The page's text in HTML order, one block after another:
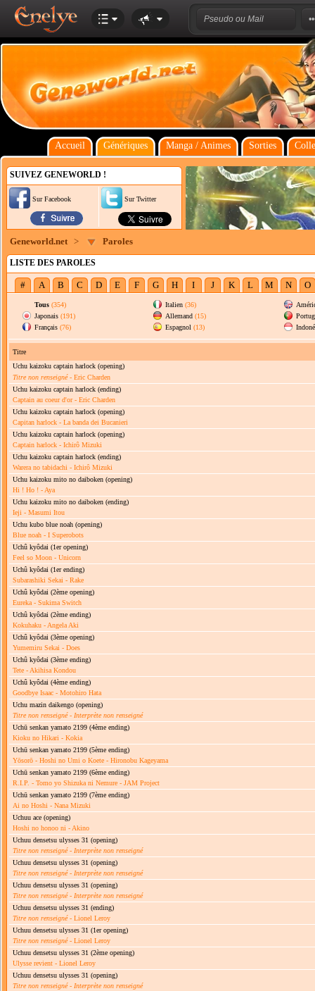
Accueil Génériques Manga / Animes Sorties
SUIVEZ GENEWORLD !
Sur Facebook Sur Twitter
Geneworld.net > Paroles
LISTE DES PAROLES
# A B C D E F G H I J K L M N O
Tous (354)
Japonais (191)
Français (76)
Italien (36)
Allemand (15)
Espagnol (13)
Titre
Uchu kaizoku captain harlock (opening)
Titre non renseigné- Eric Charden
Uchu kaizoku captain harlock (ending)
Captain au coeur d'or - Eric Charden
Uchu kaizoku captain harlock (opening)
Capitan harlock - La banda dei Bucanieri
Uchu kaizoku captain harlock (opening)
Captain harlock - Ichirô Mizuki
Uchu kaizoku captain harlock (ending)
Warera no tabidachi - Ichirô Mizuki
Uchu kaizoku mito no daiboken (opening)
Hi ! Ho ! - Aya
Uchu kaizoku mito no daiboken (ending)
Ieji - Masumi Itou
Uchu kubo blue noah (opening)
Blue noah - I Superobots
Uchû kyôdai (1er opening)
Feel so Moon - Unicorn
Uchû kyôdai (1er ending)
Subarashiki Sekai - Rake
Uchû kyôdai (2ème opening)
Eureka - Sukima Switch
Uchû kyôdai (2ème ending)
Kokuhaku - Angela Aki
Uchû kyôdai (3ème opening)
Yumemiru Sekai - Does
Uchû kyôdai (3ème ending)
Tete - Akihisa Kondou
Uchû kyôdai (4ème ending)
Goodbye Isaac - Motohiro Hata
Uchu mazin daikengo (opening)
Titre non renseigné- Interprète non renseigné
Uchū senkan yamato 2199 (4ème ending)
Kioku no Hikari - Kokia
Uchū senkan yamato 2199 (5ème ending)
Yōsorō - Hoshi no Umi o Koete - Hironobu Kageyama
Uchū senkan yamato 2199 (6ème ending)
R.I.P. - Tomo yo Shizuka ni Nemure - JAM Project
Uchū senkan yamato 2199 (7ème ending)
Ai no Hoshi - Nana Mizuki
Uchuu ace (opening)
Hoshi no honoo ni - Akino
Uchuu densetsu ulysses 31 (opening)
Titre non renseigné- Interprète non renseigné
Uchuu densetsu ulysses 31 (opening)
Titre non renseigné- Interprète non renseigné
Uchuu densetsu ulysses 31 (opening)
Titre non renseigné- Interprète non renseigné
Uchuu densetsu ulysses 31 (ending)
Titre non renseigné- Lionel Leroy
Uchuu densetsu ulysses 31 (1er opening)
Titre non renseigné- Lionel Leroy
Uchuu densetsu ulysses 31 (2ème opening)
Ulysse revient - Lionel Leroy
Uchuu densetsu ulysses 31 (opening)
Titre non renseigné- Interprète non renseigné